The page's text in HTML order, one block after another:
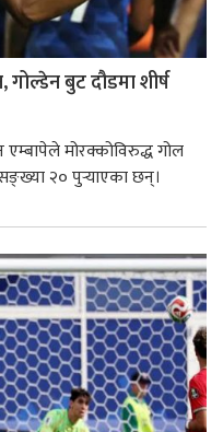
गोल्डेन बुट दौडमा शीर्ष
एम्बापेले मोरक्कोविरुद्ध गोल
२० पुर्‍याएका छन्।